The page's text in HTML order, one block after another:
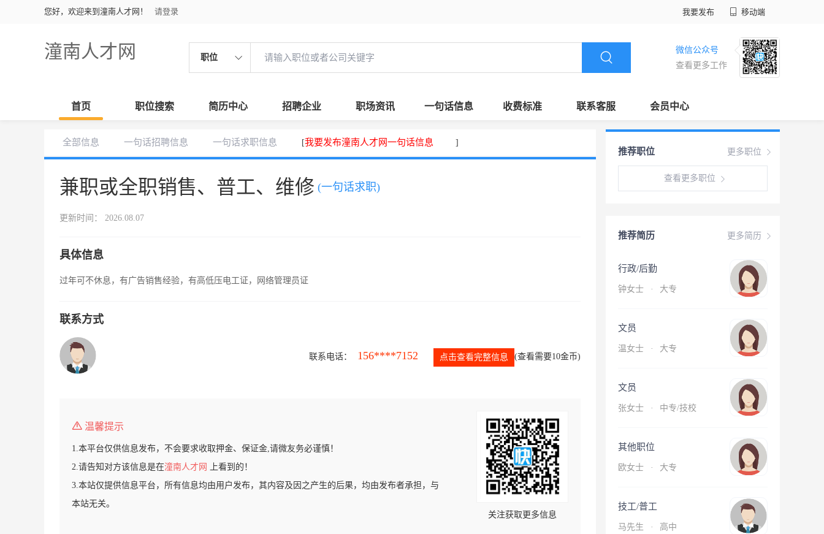
您好，欢迎来到潼南人才网！ 请登录 我要发布 移动端
潼南人才网 职位
微信公众号
查看更多工作
首页 职位搜索 简历中心 招聘企业 职场资讯 一句话信息 收费标准 联系客服 会员中心
全部信息 一句话招聘信息 一句话求职信息 [我要发布潼南人才网一句话信息 ]
兼职或全职销售、普工、维修 (一句话求职)
更新时间： 2026.08.07
具体信息
过年可不休息，有广告销售经验，有高低压电工证，网络管理员证
联系方式
联系电话： 156****7152 点击查看完整信息 (查看需要10金币)
温馨提示
1.本平台仅供信息发布，不会要求收取押金、保证金,请微友务必谨慎！
2.请告知对方该信息是在潼南人才网
上看到的！
3.本站仅提供信息平台，所有信息均由用户发布，其内容及因之产生的后果，均由发布者承担，与
本站无关。
关注获取更多信息
更多职位
推荐职位
查看更多职位
更多简历
推荐简历
行政/后勤
钟女士 · 大专
文员
温女士 · 大专
文员
张女士 · 中专/技校
其他职位
欧女士 · 大专
技工/普工
马先生 · 高中